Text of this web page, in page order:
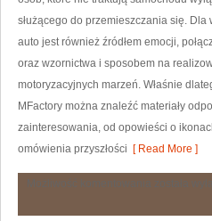
służącego do przemieszczania się. Dla
auto jest również źródłem emocji,
oraz wzornictwa i sposobem na
motoryzacyjnych marzeń. Właśnie
MFactory można znaleźć materiały
zainteresowania, od opowieści o
omówienia przyszłości [ Read More ]